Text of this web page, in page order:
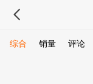
综合 销量 评论